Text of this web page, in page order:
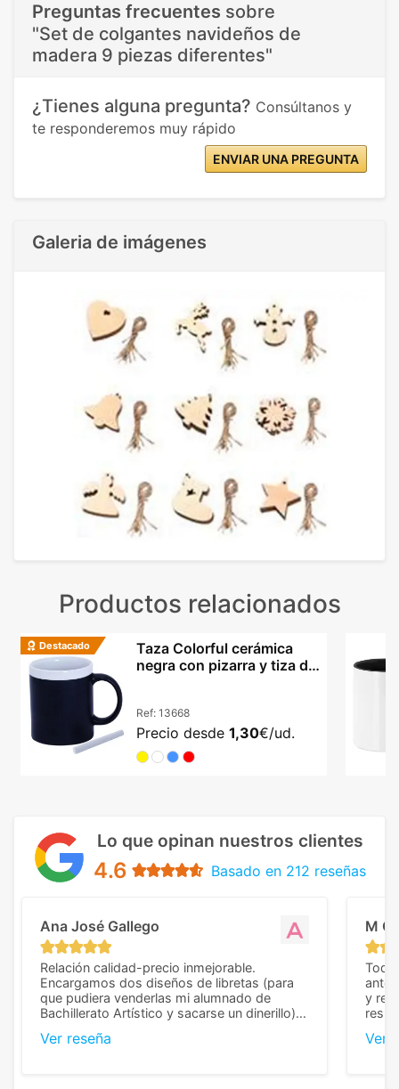
Preguntas frecuentes sobre
"Set de colgantes navideños de
madera 9 piezas diferentes"
¿Tienes alguna pregunta? Consúltanos y
te responderemos muy rápido
ENVIAR UNA PREGUNTA
Galeria de imágenes
Productos relacionados
Destacado
Taza Colorful cerámica
negra con pizarra y tiza de
Ref: 13668
Precio desde 1,30€/ud.
Lo que opinan nuestros clientes
4.6 Basado en 212 reseñas
Ana José Gallego
Relación calidad-precio inmejorable.
Encargamos dos diseños de libretas (para
que pudiera venderlas mi alumnado de
Bachillerato Artístico y sacarse un dinerillo) y
diferencia, con libretas de muy buena calidad
Ver reseña
M C
Todo
y
Ver